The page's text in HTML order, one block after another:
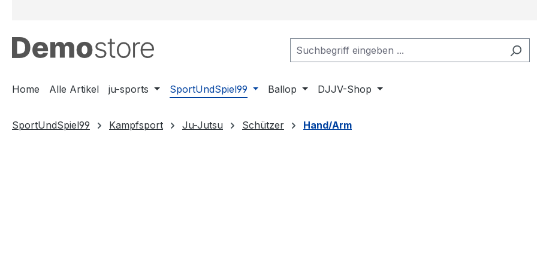
Home Alle Artikel ju-sports SportUndSpiel99 Ballop DJJV-Shop
SportUndSpiel99 Kampfsport Ju-Jutsu Schützer Hand/Arm